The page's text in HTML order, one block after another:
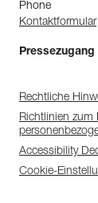
Phone
Kontaktformular
Pressezugang
Rechtliche
Richtlinien zum
Accessibility
Cookie-